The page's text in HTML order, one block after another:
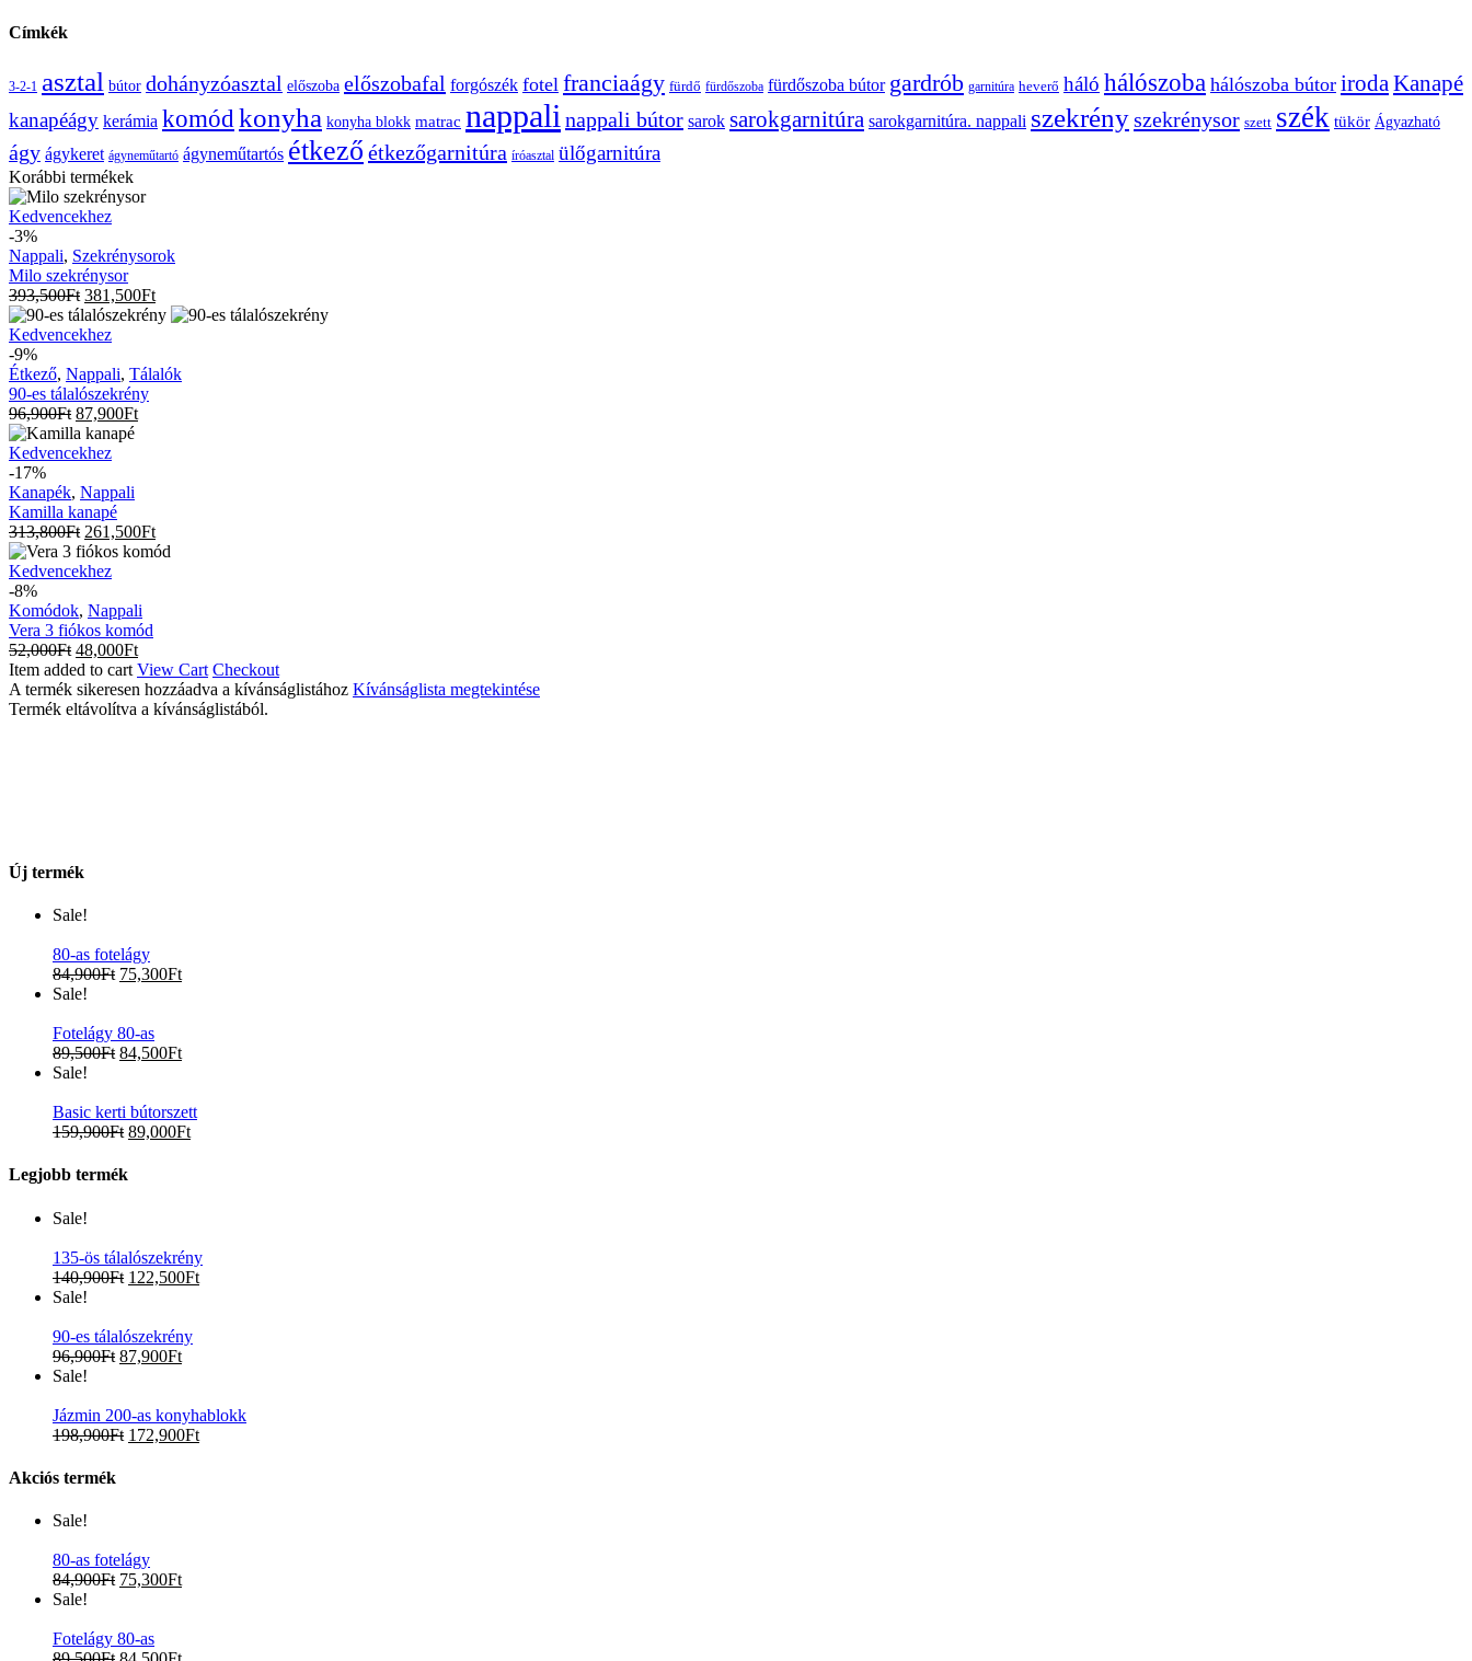
Címkék
3-2-1 asztal bútor dohányzóasztal előszoba előszobafal forgószék fotel franciaágy fürdő fürdőszoba fürdőszoba bútor gardrób garnitúra heverő háló hálószoba hálószoba bútor iroda Kanapé
kanapéágy kerámia komód konyha konyha blokk matrac nappali nappali bútor sarok sarokgarnitúra sarokgarnitúra. nappali szekrényszekrénysor szett szék tükör Ágyazható
ágy ágykeret ágyneműtartó ágyneműtartós étkező étkezőgarnitúra íróasztal ülőgarnitúra
Korábbi termékek
Milo
szekrénysor
Kedvencekhez
-3%
Nappali, Szekrénysorok
Milo szekrénysor
393,500Ft 381,500Ft
90-
es
tálalószekrény
Kedvencekhez
-9%
Étkező, Nappali, Tálalók
90-es tálalószekrény
96,900Ft 87,900Ft
Kamilla
kanapé
Kedvencekhez
-17%
Kanapék, Nappali
Kamilla kanapé
313,800Ft 261,500Ft
Vera
3
fiókos
komód
Kedvencekhez
-8%
Komódok, Nappali
Vera 3 fiókos komód
52,000Ft 48,000Ft
Item added to cart View Cart Checkout
A termék sikeresen hozzáadva a kívánságlistához Kívánságlista megtekintése
Termék eltávolítva a kívánságlistából.
Új termék
Sale!
80-as fotelágy
84,900Ft 75,300Ft
Sale!
Fotelágy 80-as
89,500Ft 84,500Ft
Sale!
Basic kerti bútorszett
159,900Ft 89,000Ft
Legjobb termék
Sale!
135-ös tálalószekrény
140,900Ft 122,500Ft
Sale!
90-es tálalószekrény
96,900Ft 87,900Ft
Sale!
Jázmin 200-as konyhablokk
198,900Ft 172,900Ft
Akciós termék
Sale!
80-as fotelágy
84,900Ft 75,300Ft
Sale!
Fotelágy 80-as